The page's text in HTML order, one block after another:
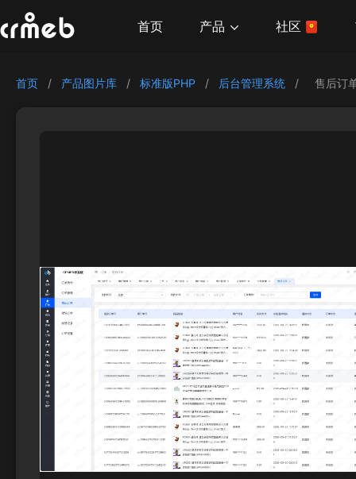
首页 产品 社区
首页 / 产品图片库 / 标准版PHP / 后台管理系统 / 售后订